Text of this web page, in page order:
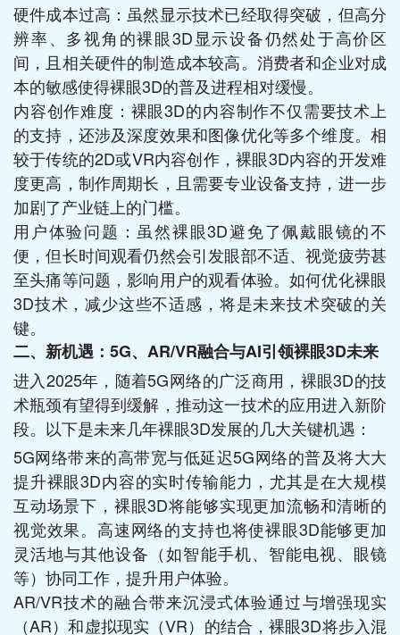
硬件成本过高：虽然显示技术已经取得突破，但高分
辨率、多视角的裸眼3D显示设备仍然处于高价区
间，且相关硬件的制造成本较高。消费者和企业对成
本的敏感使得裸眼3D的普及进程相对缓慢。
内容创作难度：裸眼3D的内容制作不仅需要技术上
的支持，还涉及深度效果和图像优化等多个维度。相
较于传统的2D或VR内容创作，裸眼3D内容的开发难
度更高，制作周期长，且需要专业设备支持，进一步
加剧了产业链上的门槛。
用户体验问题：虽然裸眼3D避免了佩戴眼镜的不
便，但长时间观看仍然会引发眼部不适、视觉疲劳甚
至头痛等问题，影响用户的观看体验。如何优化裸眼
3D技术，减少这些不适感，将是未来技术突破的关
键。
二、新机遇：5G、AR/VR融合与AI引领裸眼3D未来
进入2025年，随着5G网络的广泛商用，裸眼3D的技
术瓶颈有望得到缓解，推动这一技术的应用进入新阶
段。以下是未来几年裸眼3D发展的几大关键机遇：
5G网络带来的高带宽与低延迟5G网络的普及将大大
提升裸眼3D内容的实时传输能力，尤其是在大规模
互动场景下，裸眼3D将能够实现更加流畅和清晰的
视觉效果。高速网络的支持也将使裸眼3D能够更加
灵活地与其他设备（如智能手机、智能电视、眼镜
等）协同工作，提升用户体验。
AR/VR技术的融合带来沉浸式体验通过与增强现实
（AR）和虚拟现实（VR）的结合，裸眼3D将步入混